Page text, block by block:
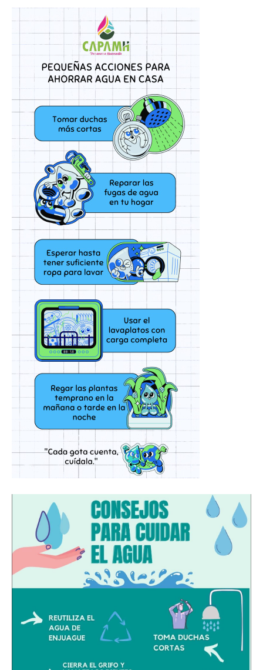
Te pueden interesar...
Morena afirma que el racismo en México aún persiste
Crisis de despojos en la CDMX escala al congreso
Kenia López advierte guerra desde el poder contra periodistas
incómodos al régimen
Brugada iría por creación de Policía Metropolitana: “Con un C5
Metropolitano no dejas de ubicar a dónde se van los
PAN exhibe crisis de despojos en alcaldías gobernadas por
Morena